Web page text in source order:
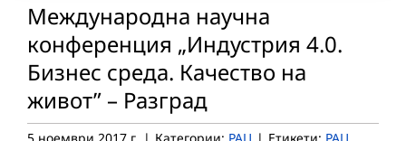
Международна научна
конференция „Индустрия 4.0.
Бизнес среда. Качество на
живот” – Разград